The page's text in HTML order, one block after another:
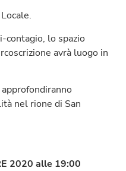
lo spazio
avrà luogo in
nel rione di San
2020 alle 19:00